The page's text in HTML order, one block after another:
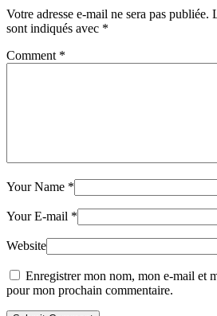
Votre adresse e-mail ne sera pas publiée.
sont indiqués avec *
Comment *
Your Name *
Your E-mail *
Website
Enregistrer mon nom, mon e-mail et
pour mon prochain commentaire.